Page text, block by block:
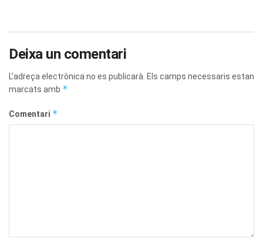
Deixa un comentari
L'adreça electrònica no es publicarà. Els camps necessaris estan
marcats amb *
Comentari *